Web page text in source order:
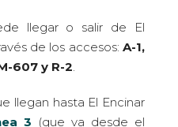
llegar o salir de El
de los accesos: A-1,
607 y R-2
llegan hasta El Encinar
3 (que va desde el